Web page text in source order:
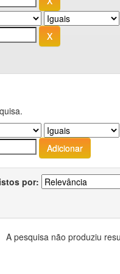
por:
A pesquisa não produziu